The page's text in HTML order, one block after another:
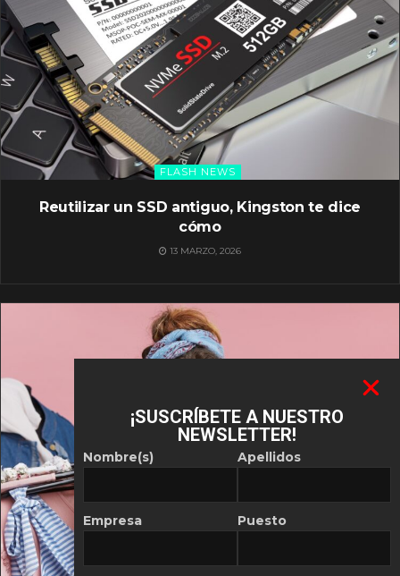
FLASH NEWS
Reutilizar un SSD antiguo, Kingston te dice
cómo
13 MARZO, 2026
¡SUSCRÍBETE A NUESTRO
NEWSLETTER!
Nombre(s)
Empresa
Apellidos
Puesto